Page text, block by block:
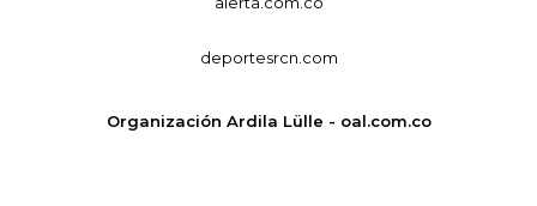
deportesrcn.com
Organización Ardila Lülle - oal.com.co